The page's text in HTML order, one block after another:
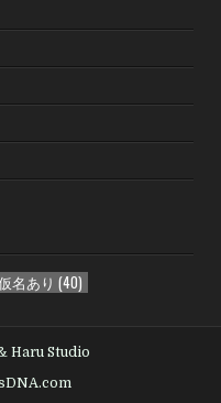
名あり (40)
Haru Studio